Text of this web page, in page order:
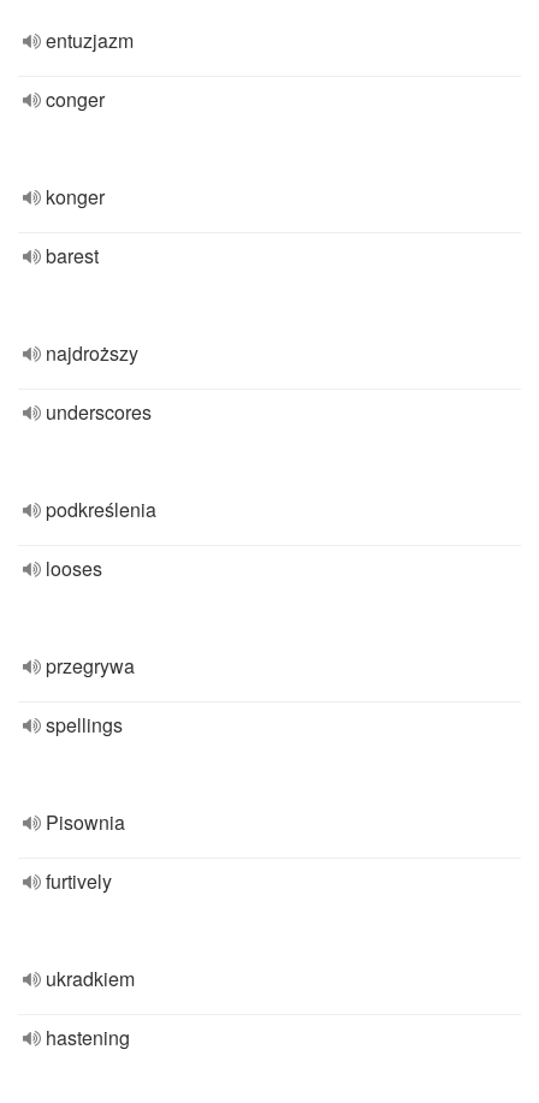
entuzjazm
conger
konger
barest
najdroższy
underscores
podkreślenia
looses
przegrywa
spellings
Pisownia
furtively
ukradkiem
hastening